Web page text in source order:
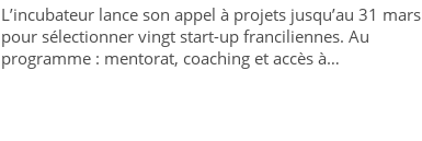
L’incubateur lance son appel à projets jusqu’au 31 mars
pour sélectionner vingt start-up franciliennes. Au
programme : mentorat, coaching et accès à…